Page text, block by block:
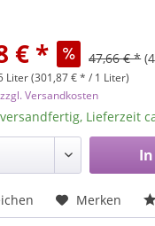
€ *
47,66 € *
Liter (301,87 € * / 1 Liter)
zzgl. Versandkosten
Lieferzeit
Merken